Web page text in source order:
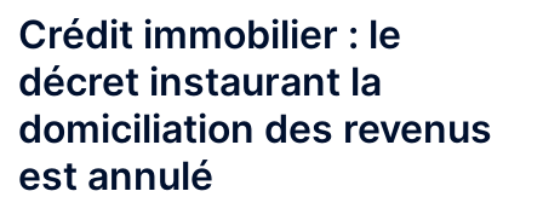
Crédit immobilier : le
décret instaurant la
domiciliation des revenus
est annulé